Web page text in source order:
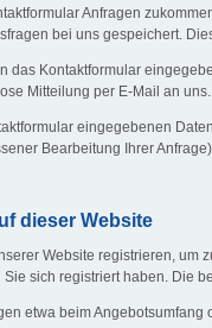
Anfragen
bei uns gespeichert.
das Kontaktformular
Mitteilung per E-Mail an
eingegebenen
Bearbeitung Ihrer
dieser Website
Website registrieren, um
Sie sich registriert haben. Die
etwa beim